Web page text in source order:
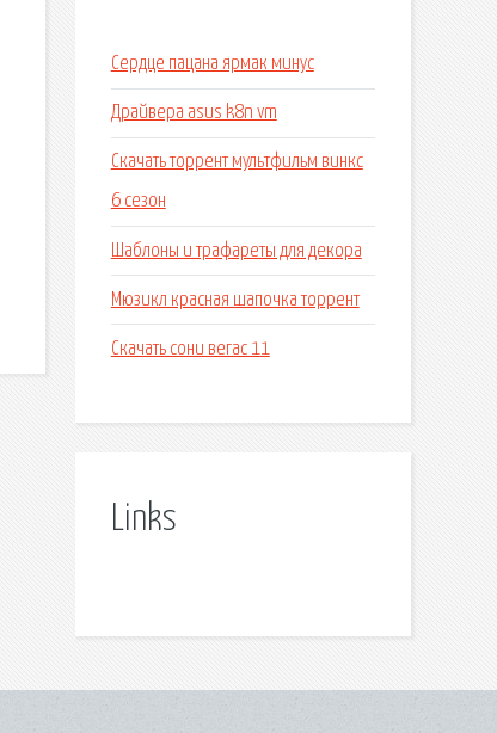
Сердце пацана ярмак минус
Драйвера asus k8n vm
Скачать торрент мультфильм винкс
6 сезон
Шаблоны и трафареты для декора
Мюзикл красная шапочка торрент
Скачать сони вегас 11
Links